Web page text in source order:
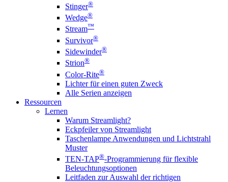
Stinger®
Wedge®
Stream™
Survivor®
Sidewinder®
Strion®
Color-Rite®
Lichter für einen guten Zweck
Alle Serien anzeigen
Ressourcen
Lernen
Warum Streamlight?
Eckpfeiler von Streamlight
Taschenlampe Anwendungen und Lichtstrahl
Muster
TEN-TAP®-Programmierung für flexible
Beleuchtungsoptionen
Leitfaden zur Auswahl der richtigen